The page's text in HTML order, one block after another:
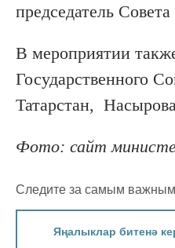
председатель
В мероприятии
Государственного
Татарстан,
Фото: сайт
Следите за самым
Яңалыклар битенә